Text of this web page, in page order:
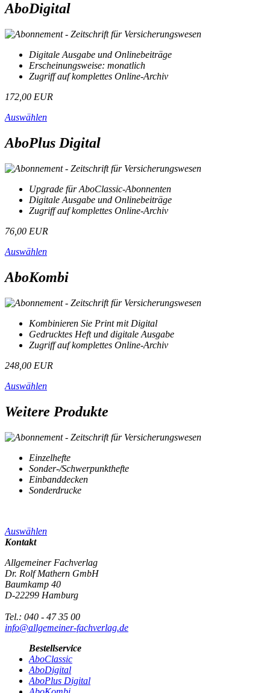
AboDigital
Digitale Ausgabe und Onlinebeiträge
Erscheinungsweise: monatlich
Zugriff auf komplettes Online-Archiv
172,00 EUR
Auswählen
AboPlus Digital
Upgrade für AboClassic-Abonnenten
Digitale Ausgabe und Onlinebeiträge
Zugriff auf komplettes Online-Archiv
76,00 EUR
Auswählen
AboKombi
Kombinieren Sie Print mit Digital
Gedrucktes Heft und digitale Ausgabe
Zugriff auf komplettes Online-Archiv
248,00 EUR
Auswählen
Weitere Produkte
Einzelhefte
Sonder-/Schwerpunkthefte
Einbanddecken
Sonderdrucke
Auswählen
Kontakt
Allgemeiner Fachverlag
Dr. Rolf Mathern GmbH
Baumkamp 40
D-22299 Hamburg
Tel.: 040 - 47 35 00
info@allgemeiner-fachverlag.de
Bestellservice
AboClassic
AboDigital
AboPlus Digital